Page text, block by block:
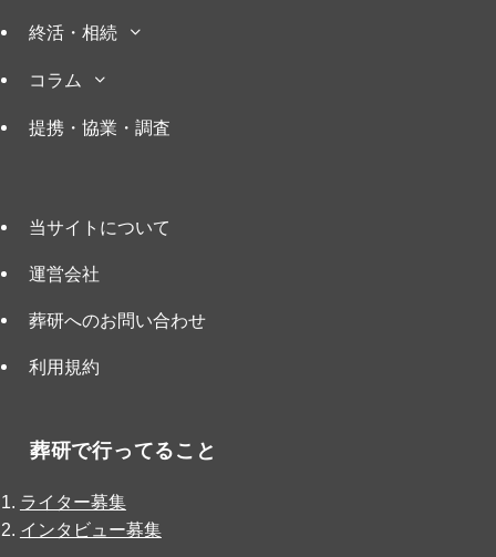
終活・相続
コラム
提携・協業・調査
当サイトについて
運営会社
葬研へのお問い合わせ
利用規約
葬研で行ってること
ライター募集
インタビュー募集